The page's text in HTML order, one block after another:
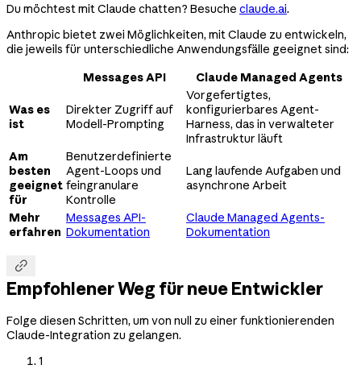
Du möchtest mit Claude chatten? Besuche claude.ai.
Anthropic bietet zwei Möglichkeiten, mit Claude zu entwickeln,
die jeweils für unterschiedliche Anwendungsfälle geeignet sind:
Messages API
Claude Managed Agents
Was es
ist
Direkter Zugriff auf
Modell-Prompting
Vorgefertigtes,
konfigurierbares Agent-
Harness, das in verwalteter
Infrastruktur läuft
Am
besten
geeignet
für
Benutzerdefinierte
Agent-Loops und
feingranulare
Kontrolle
Lang laufende Aufgaben und
asynchrone Arbeit
Mehr
erfahren
Messages API-
Dokumentation
Claude Managed Agents-
Dokumentation

Empfohlener Weg für neue Entwickler
Folge diesen Schritten, um von null zu einer funktionierenden
Claude-Integration zu gelangen.
1